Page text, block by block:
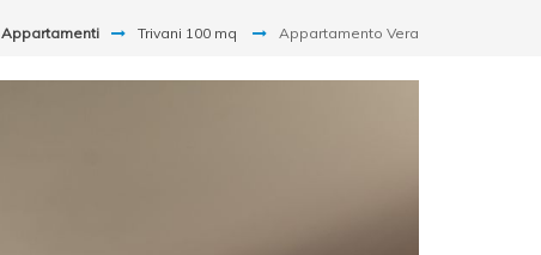
Appartamenti Trivani 100 mq Appartamento Vera